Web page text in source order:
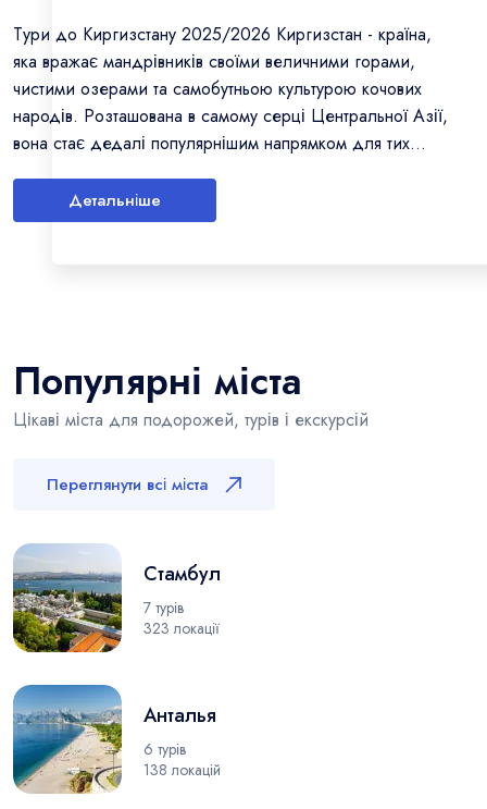
Тури до Киргизстану 2025/2026 Киргизстан - країна,
яка вражає мандрівників своїми величними горами,
чистими озерами та самобутньою культурою кочових
народів. Розташована в самому серці Центральної Азії,
вона стає дедалі популярнішим напрямком для тих...
Детальніше
Популярні міста
Цікаві міста для подорожей, турів і екскурсій
Переглянути всі міста
Стамбул
7 турів
323 локації
Анталья
6 турів
138 локацій